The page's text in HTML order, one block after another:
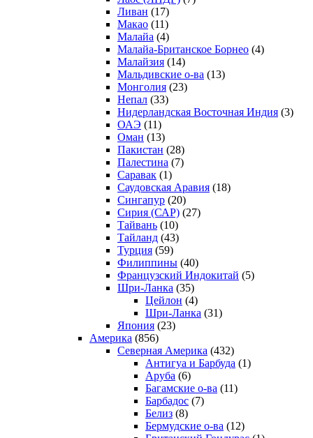
Ливан (17)
Макао (11)
Малайа (4)
Малайа-Британское Борнео (4)
Малайзия (14)
Мальдивские о-ва (13)
Монголия (23)
Непал (33)
Нидерландская Восточная Индия (3)
ОАЭ (11)
Оман (13)
Пакистан (28)
Палестина (7)
Саравак (1)
Саудовская Аравия (18)
Сингапур (20)
Сирия (САР) (27)
Тайвань (10)
Тайланд (43)
Турция (59)
Филиппины (40)
Французский Индокитай (5)
Шри-Ланка (35)
Цейлон (4)
Шри-Ланка (31)
Япония (23)
Америка (856)
Северная Америка (432)
Антигуа и Барбуда (1)
Аруба (6)
Багамские о-ва (11)
Барбадос (7)
Белиз (8)
Бермудские о-ва (12)